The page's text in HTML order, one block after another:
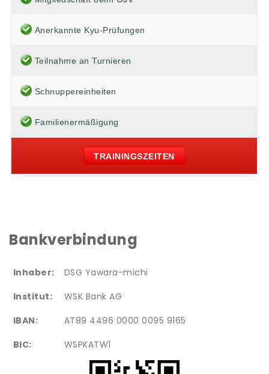
Anerkannte Kyu-Prüfungen
Teilnahme an Turnieren
Schnuppereinheiten
Familienermäßigung
TRAININGSZEITEN
Bankverbindung
Inhaber:
DSG Yawara-michi
Institut:
WSK Bank AG
IBAN:
AT89 4496 0000 0095 9165
BIC:
WSPKATW1